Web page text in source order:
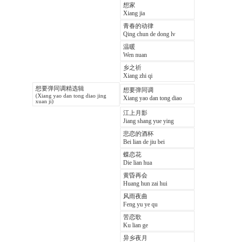
想家
Xiang jia
青春的动律
Qing chun de dong lv
温暖
Wen nuan
乡之祈
Xiang zhi qi
想要弹同调精选辑
(Xiang yao dan tong diao jing
xuan ji)
想要弹同调
Xiang yao dan tong diao
江上月影
Jiang shang yue ying
悲恋的酒杯
Bei lian de jiu bei
蝶恋花
Die lian hua
黄昏再会
Huang hun zai hui
风雨夜曲
Feng yu ye qu
苦恋歌
Ku lian ge
异乡夜月